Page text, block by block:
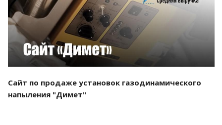
Сайт по продаже установок газодинамического
напыления "Димет"